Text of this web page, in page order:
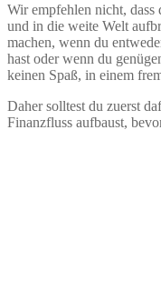
Wir empfehlen nicht, dass
und in die weite Welt
machen, wenn du
hast oder wenn du
keinen Spaß, in einem
Daher solltest du zuerst
Finanzfluss aufbaust,